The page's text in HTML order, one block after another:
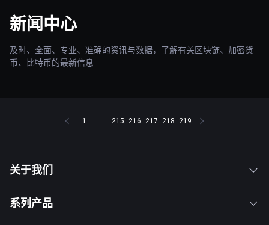
新闻中心
及时、全面、专业、准确的资讯与数据，了解有关区块链、加密货
币、比特币的最新信息
1 ... 215 216 217 218 219
关于我们
系列产品